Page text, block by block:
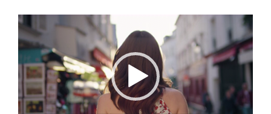
動
画
プ
レ
ー
ヤ
ー